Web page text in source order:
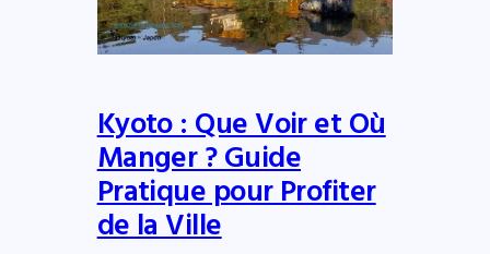
Kyoto : Que Voir et Où
Manger ? Guide
Pratique pour Profiter
de la Ville